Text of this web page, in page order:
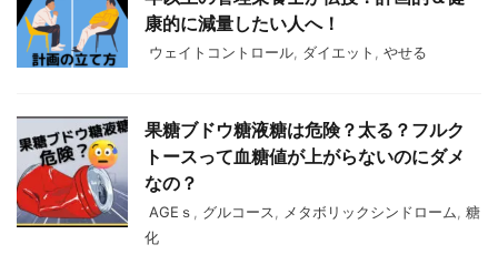
康的に減量したい人へ！
ウェイトコントロール ダイエット やせる
果糖ブドウ糖液糖は危険？太る？フルク
トースって血糖値が上がらないのにダメ
なの？
AGEｓ グルコース メタボリックシンドローム 糖
化